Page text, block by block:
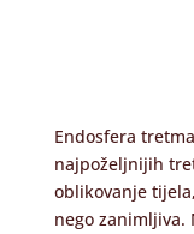
Endosfera
najpoželjnijih
oblikovanje
nego